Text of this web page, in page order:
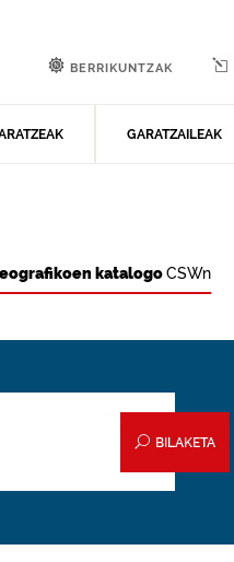
GARATZAILEAK
BERRIKUNTZAK
katalogoCSWn
BILAKETA